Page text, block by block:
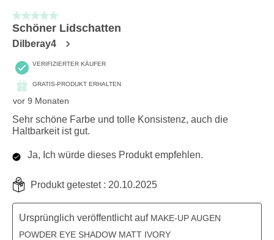
5 von 5 Sternen.
Schöner Lidschatten
Dilberay4
VERIFIZIERTER KÄUFER
GRATIS-PRODUKT ERHALTEN
vor 9 Monaten
Sehr schöne Farbe und tolle Konsistenz, auch die
Haltbarkeit ist gut.
Ja, Ich würde dieses Produkt empfehlen.
Produkt getestet : 20.10.2025
Ursprünglich veröffentlicht auf MAKE-UP AUGEN
POWDER EYE SHADOW MATT IVORY